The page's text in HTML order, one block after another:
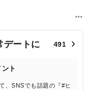
デートに 491
ト
、SNSでも話題の『#ヒ